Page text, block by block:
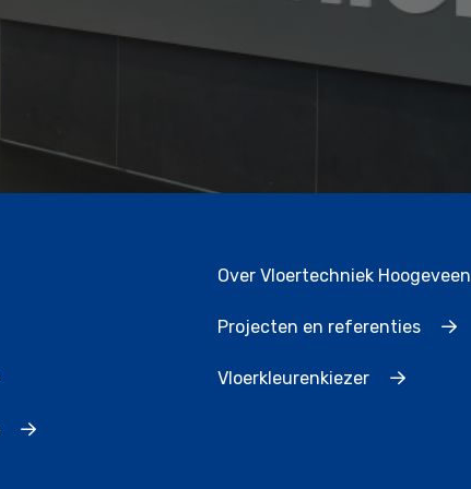
Over Vloertechniek Hoogeveen
Projecten en referenties
Vloerkleurenkiezer